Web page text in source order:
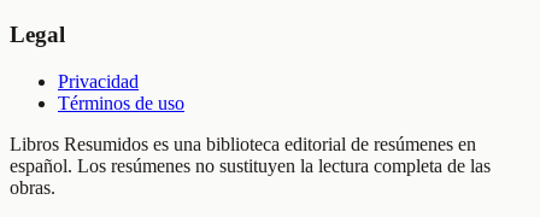
Legal
Privacidad
Términos de uso
Libros Resumidos es una biblioteca editorial de resúmenes en
español. Los resúmenes no sustituyen la lectura completa de las
obras.